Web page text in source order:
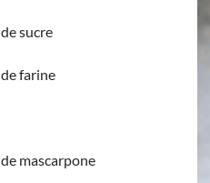
de sucre
de farine
de mascarpone